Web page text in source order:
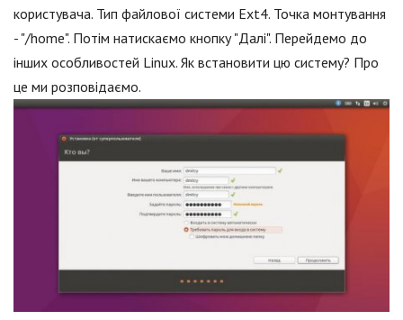
користувача. Тип файлової системи Ext4. Точка монтування
- "/home". Потім натискаємо кнопку "Далі". Перейдемо до
інших особливостей Linux. Як встановити цю систему? Про
це ми розповідаємо.